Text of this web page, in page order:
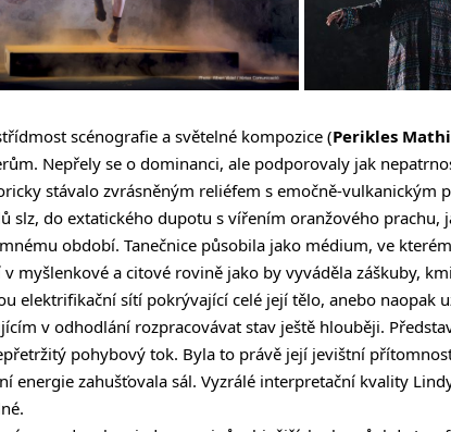
scénografie a světelné kompozice (Perikles
Nepřely se o dominanci, ale podporovaly jak
stávalo zvrásněným reliéfem s emočně-vulkanickým
slz, do extatického dupotu s vířením oranžového prachu,
období. Tanečnice působila jako médium, ve
v myšlenkové a citové rovině jako by vyváděla záškuby,
elektrifikační sítí pokrývající celé její tělo, anebo naopak
v odhodlání rozpracovávat stav ještě hlouběji.
pohybový tok. Byla to právě její jevištní
energie zahušťovala sál. Vyzrálé interpretační kvality